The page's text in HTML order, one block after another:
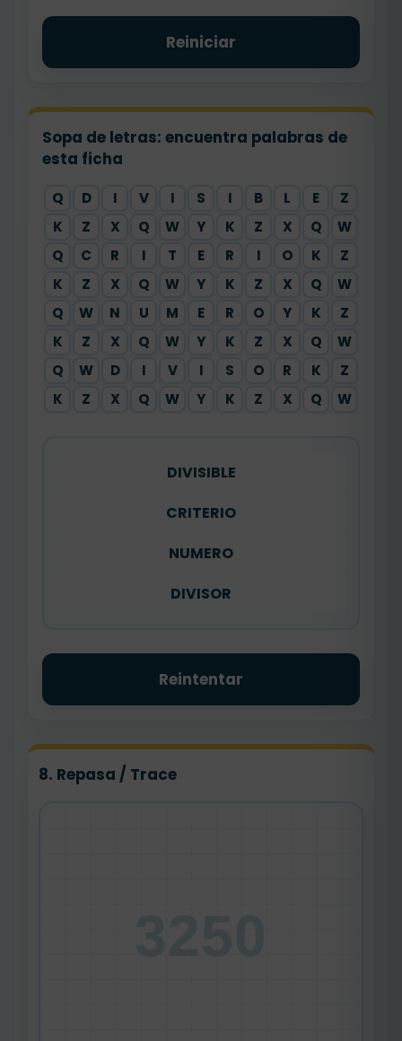
Reiniciar
Sopa de letras: encuentra palabras de
esta ficha
Q D I V I S I B L E
Z
K
Z X Q W Y K Z X Q
W
Q
C R I T E R I O K
Z
K
Z X Q W Y K Z X Q
W
Q
W N U M E R O Y K
Z
K
Z X Q W Y K Z X Q
W
Q
W D I V I S O R K
Z
K
Z X Q W Y K Z X Q W
DIVISIBLE
CRITERIO
NUMERO
DIVISOR
Reintentar
8. Repasa / Trace